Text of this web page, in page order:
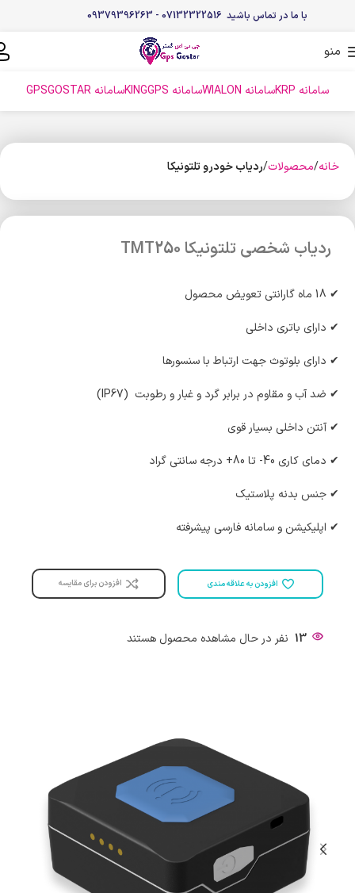
با ما در تماس باشید 07132322516 - 09379396263
منو
سامانه KRP سامانه WIALON سامانه KINGGPS سامانه GPSGOSTAR
خانه محصولات ردیاب خودرو تلتونیکا
ردیاب شخصی تلتونیکا TMT250
✔ 18 ماه گارانتی تعویض محصول
✔ دارای باتری داخلی
✔ دارای بلوتوث جهت ارتباط با سنسورها
✔ ضد آب و مقاوم در برابر گرد و غبار و رطوبت (IP67)
✔ آنتن داخلی بسیار قوی
✔ دمای کاری 40- تا 80+ درجه سانتی گراد
✔ جنس بدنه پلاستیک
✔ اپلیکیشن و سامانه فارسی پیشرفته
افزودن به علاقه مندی افزودن برای مقایسه
13 نفر در حال مشاهده محصول هستند